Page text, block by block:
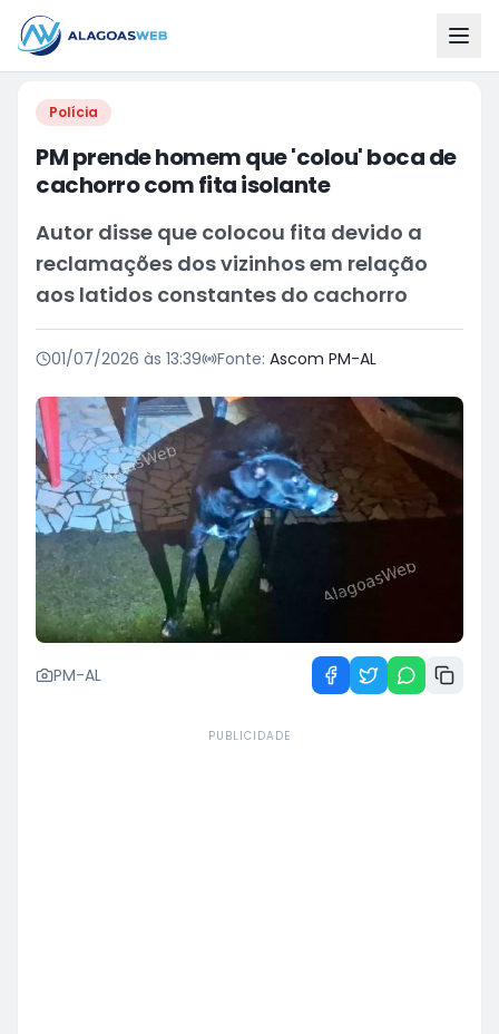
Polícia
PM prende homem que 'colou' boca de
cachorro com fita isolante
Autor disse que colocou fita devido a
reclamações dos vizinhos em relação
aos latidos constantes do cachorro
01/07/2026 às 13:39 Fonte: Ascom PM-AL
PM-AL
PUBLICIDADE